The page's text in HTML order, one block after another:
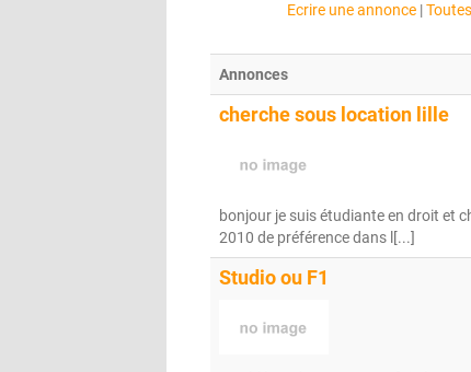
Ecrire une annonce|
Annonces
cherche sous location lille
bonjour je suis étudiante en droit et
2010 de préférence dans l[...]
Studio ou F1